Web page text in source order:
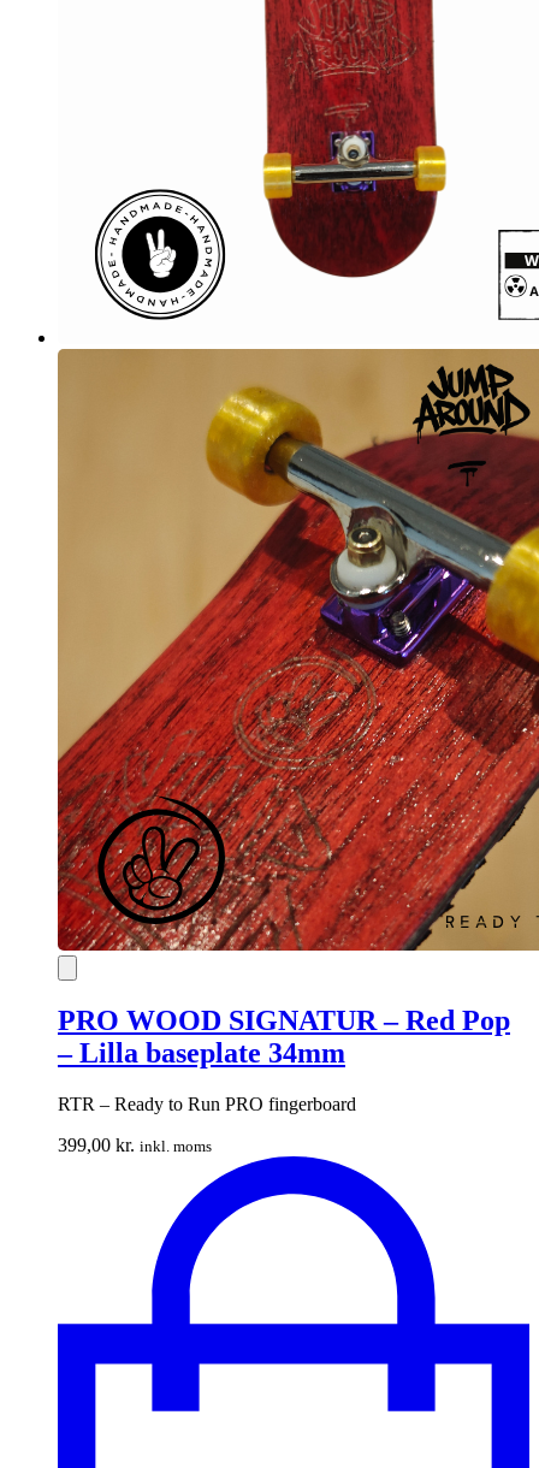
PRO WOOD SIGNATUR – Red Pop
– Lilla baseplate 34mm
RTR – Ready to Run PRO fingerboard
399,00 kr. inkl. moms